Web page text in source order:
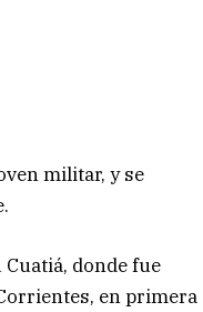
militar, y se
donde fue
en primera